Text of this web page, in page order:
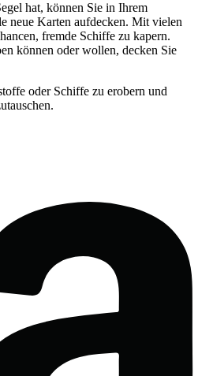
hat, können Sie in Ihrem
neue Karten aufdecken. Mit vielen
fremde Schiffe zu kapern.
können oder wollen, decken Sie
oder Schiffe zu erobern und